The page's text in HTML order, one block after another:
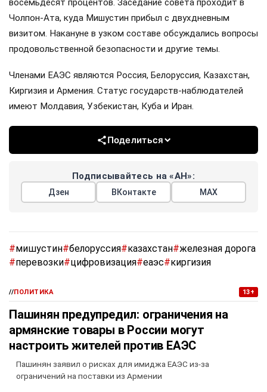
восемьдесят процентов. Заседание совета проходит в
Чолпон-Ата, куда Мишустин прибыл с двухдневным
визитом. Накануне в узком составе обсуждались вопросы
продовольственной безопасности и другие темы.
Членами ЕАЭС являются Россия, Белоруссия, Казахстан,
Киргизия и Армения. Статус государств-наблюдателей
имеют Молдавия, Узбекистан, Куба и Иран.
Поделиться
Подписывайтесь на «АН»:
Дзен ВКонтакте МАХ
#мишустин#белоруссия#казахстан#железная дорога
#перевозки#цифровизация#еаэс#киргизия
//ПОЛИТИКА 13+
Пашинян предупредил: ограничения на
армянские товары в России могут
настроить жителей против ЕАЭС
Пашинян заявил о рисках для имиджа ЕАЭС из-за
ограничений на поставки из Армении